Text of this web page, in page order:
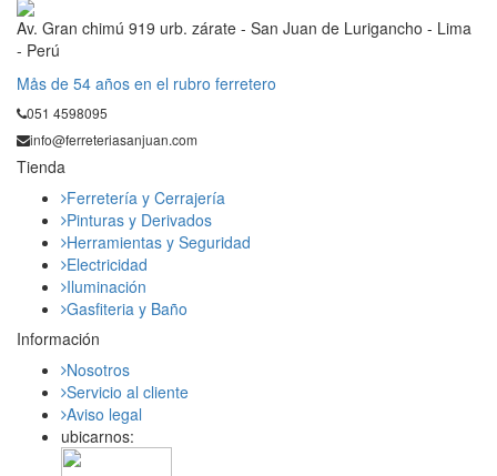
Av. Gran chimú 919 urb. zárate - San Juan de Lurigancho - Lima
- Perú
Mås de 54 años en el rubro ferretero
051 4598095
info@ferreteriasanjuan.com
Tienda
Ferretería y Cerrajería
Pinturas y Derivados
Herramientas y Seguridad
Electricidad
Iluminación
Gasfiteria y Baño
Información
Nosotros
Servicio al cliente
Aviso legal
ubicarnos: